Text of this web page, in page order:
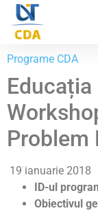
Programe CDA
Problem
19 ianuarie 2018
ID-ul
Obiectivul